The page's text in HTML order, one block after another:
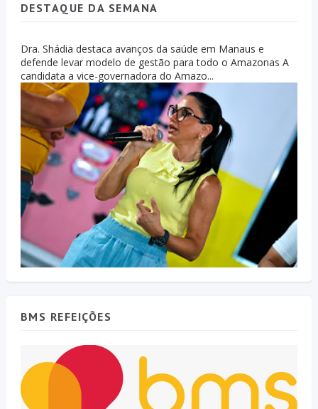
DESTAQUE DA SEMANA
Dra. Shádia destaca avanços da saúde em Manaus e
defende levar modelo de gestão para todo o Amazonas A
candidata a vice-governadora do Amazo...
BMS REFEIÇÕES